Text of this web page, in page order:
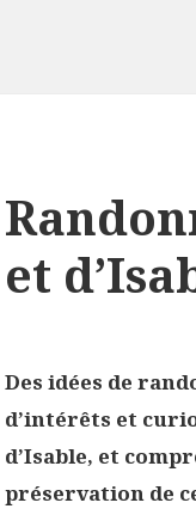
et
Des idées de
d’intérêts et
d’Isable, et
préservation de